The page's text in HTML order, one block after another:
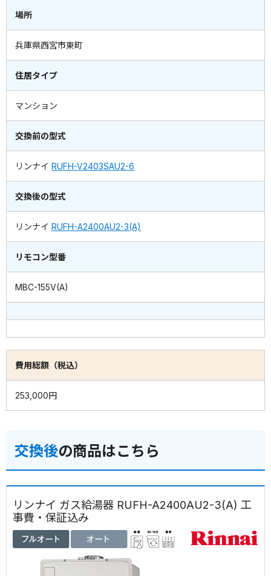
場所
兵庫県西宮市東町
住居タイプ
マンション
交換前の型式
リンナイ RUFH-V2403SAU2-6
交換後の型式
リンナイ RUFH-A2400AU2-3(A)
リモコン型番
MBC-155V(A)
費用総額（税込）
253,000円
交換後の商品はこちら
リンナイ ガス給湯器 RUFH-A2400AU2-3(A) 工
事費・保証込み